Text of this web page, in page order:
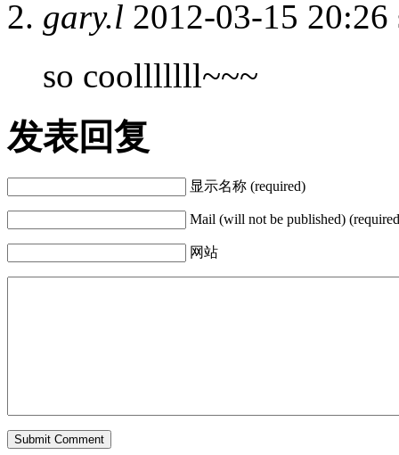
gary.l 2012-03-15 20:26
so coolllllll~~~
发表回复
显示名称 (required)
Mail (will not be published)
网站